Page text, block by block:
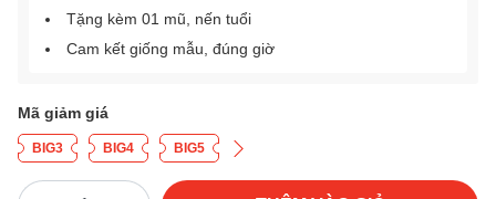
Tặng kèm 01 mũ, nến tuổi
Cam kết giống mẫu, đúng giờ
Mã giảm giá
BIG3 BIG4 BIG5